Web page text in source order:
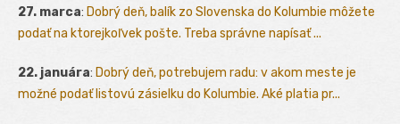
27. marca: Dobrý deň, balík zo Slovenska do Kolumbie môžete
podať na ktorejkoľvek pošte. Treba správne napísať ...
22. januára: Dobrý deň, potrebujem radu: v akom meste je
možné podať listovú zásielku do Kolumbie. Aké platia pr...